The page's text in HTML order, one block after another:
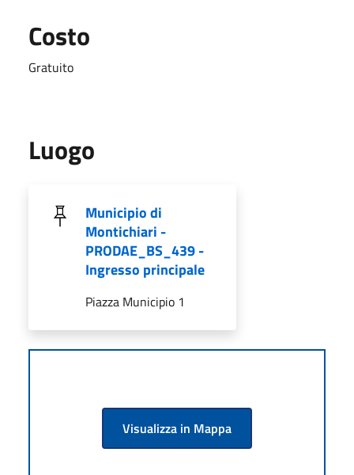
Costo
Gratuito
Luogo
Municipio di
Montichiari -
PRODAE_BS_439 -
Ingresso principale
Piazza Municipio 1
Visualizza in Mappa